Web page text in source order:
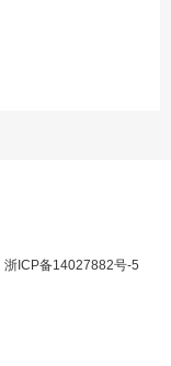
浙ICP备14027882号-5